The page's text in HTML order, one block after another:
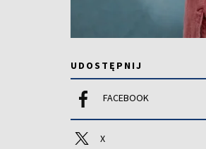
UDOSTĘPNIJ
FACEBOOK
X